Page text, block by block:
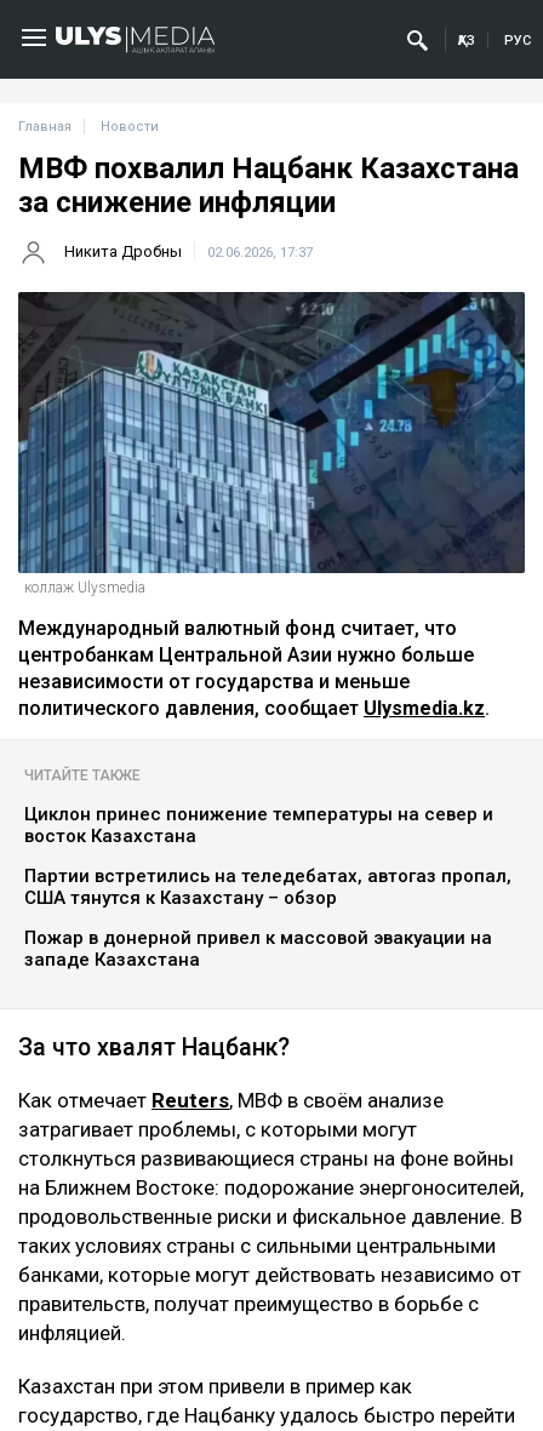
ҚАЗ РУС
Главная Новости
МВФ похвалил Нацбанк Казахстана
за снижение инфляции
Никита Дробны 02.06.2026, 17:37
коллаж Ulysmedia
Международный валютный фонд считает, что
центробанкам Центральной Азии нужно больше
независимости от государства и меньше
политического давления, сообщает Ulysmedia.kz.
ЧИТАЙТЕ ТАКЖЕ
Циклон принес понижение температуры на север и
восток Казахстана
Партии встретились на теледебатах, автогаз пропал,
США тянутся к Казахстану – обзор
Пожар в донерной привел к массовой эвакуации на
западе Казахстана
За что хвалят Нацбанк?
Как отмечает Reuters, МВФ в своём анализе
затрагивает проблемы, с которыми могут
столкнуться развивающиеся страны на фоне войны
на Ближнем Востоке: подорожание энергоносителей,
продовольственные риски и фискальное давление. В
таких условиях страны с сильными центральными
банками, которые могут действовать независимо от
правительств, получат преимущество в борьбе с
инфляцией.
Казахстан при этом привели в пример как
государство, где Нацбанку удалось быстро перейти